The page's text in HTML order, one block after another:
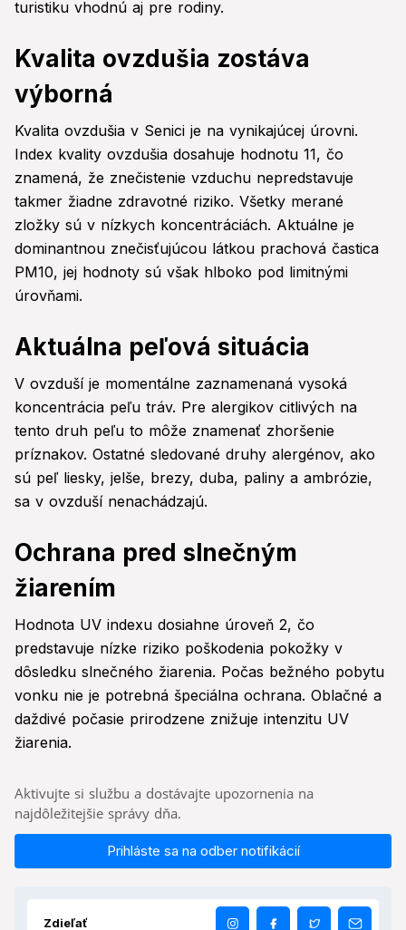
turistiku vhodnú aj pre rodiny.
Kvalita ovzdušia zostáva
výborná
Kvalita ovzdušia v Senici je na vynikajúcej úrovni.
Index kvality ovzdušia dosahuje hodnotu 11, čo
znamená, že znečistenie vzduchu nepredstavuje
takmer žiadne zdravotné riziko. Všetky merané
zložky sú v nízkych koncentráciách. Aktuálne je
dominantnou znečisťujúcou látkou prachová častica
PM10, jej hodnoty sú však hlboko pod limitnými
úrovňami.
Aktuálna peľová situácia
V ovzduší je momentálne zaznamenaná vysoká
koncentrácia peľu tráv. Pre alergikov citlivých na
tento druh peľu to môže znamenať zhoršenie
príznakov. Ostatné sledované druhy alergénov, ako
sú peľ liesky, jelše, brezy, duba, paliny a ambrózie,
sa v ovzduší nenachádzajú.
Ochrana pred slnečným
žiarením
Hodnota UV indexu dosiahne úroveň 2, čo
predstavuje nízke riziko poškodenia pokožky v
dôsledku slnečného žiarenia. Počas bežného pobytu
vonku nie je potrebná špeciálna ochrana. Oblačné a
daždivé počasie prirodzene znižuje intenzitu UV
žiarenia.
Aktivujte si službu a dostávajte upozornenia na
najdôležitejšie správy dňa.
Prihláste sa na odber notifikácií
Zdieľať